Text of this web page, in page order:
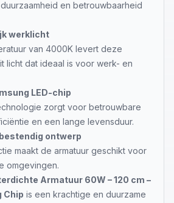
en betrouwbaarheid
werklicht
van 4000K levert deze
licht dat ideaal is voor werk- en
LED-chip
zorgt voor betrouwbare
en een lange levensduur.
ontwerp
maakt de armatuur geschikt voor
omgevingen.
Armatuur 60W – 120 cm –
Chip is een krachtige en duurzame